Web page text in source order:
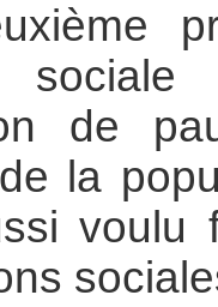
de
la
voulu